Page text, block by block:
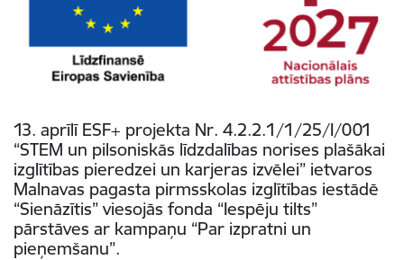
13. aprīlī ESF+ projekta Nr. 4.2.2.1/1/25/I/001
“STEM un pilsoniskās līdzdalības norises plašākai
izglītības pieredzei un karjeras izvēlei” ietvaros
Malnavas pagasta pirmsskolas izglītības iestādē
“Sienāzītis” viesojās fonda “Iespēju tilts”
pārstāves ar kampaņu “Par izpratni un
pieņemšanu”.